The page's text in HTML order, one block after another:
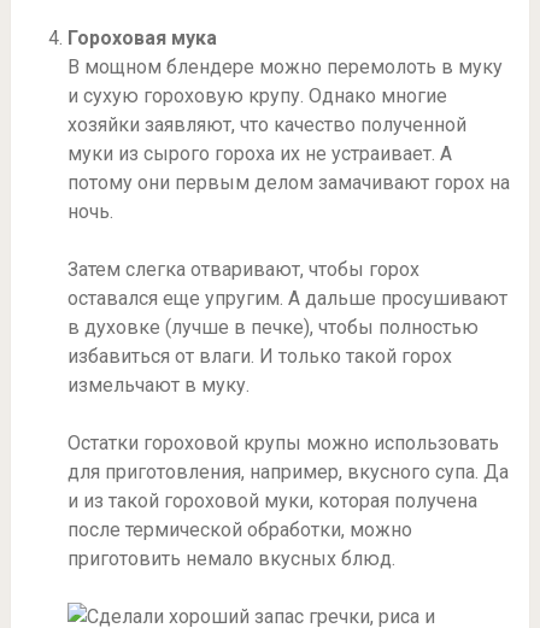
Гороховая мука
В мощном блендере можно перемолоть в муку
и сухую гороховую крупу. Однако многие
хозяйки заявляют, что качество полученной
муки из сырого гороха их не устраивает. А
потому они первым делом замачивают горох на
ночь.
Затем слегка отваривают, чтобы горох
оставался еще упругим. А дальше просушивают
в духовке (лучше в печке), чтобы полностью
избавиться от влаги. И только такой горох
измельчают в муку.
Остатки гороховой крупы можно использовать
для приготовления, например, вкусного супа. Да
и из такой гороховой муки, которая получена
после термической обработки, можно
приготовить немало вкусных блюд.